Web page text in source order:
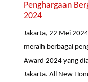
Penghargaan
2024
Jakarta, 22 Mei
meraih berbagai
Award 2024 yang
Jakarta. All New